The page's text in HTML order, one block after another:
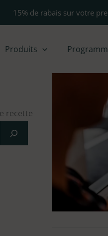
15% de rabais sur votre
Produits
recette